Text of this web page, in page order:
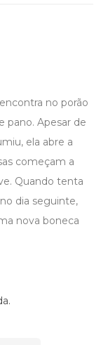
no porão
pano. Apesar de
ela abre a
começam a
Quando tenta
dia seguinte,
nova boneca